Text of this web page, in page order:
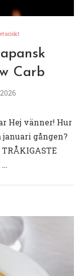
Carb
Hej vänner! Hur
gången?
…